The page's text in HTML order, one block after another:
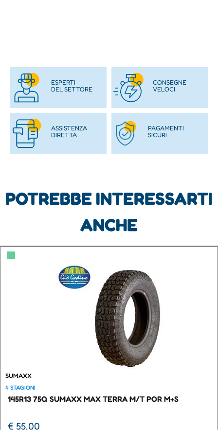
ESPERTI
DEL SETTORE
CONSEGNE
VELOCI
ASSISTENZA
DIRETTA
PAGAMENTI
SICURI
POTREBBE INTERESSARTI
ANCHE
▀
SUMAXX
4 STAGIONI
145R13 75Q SUMAXX MAX TERRA M/T POR M+S
€ 55,00